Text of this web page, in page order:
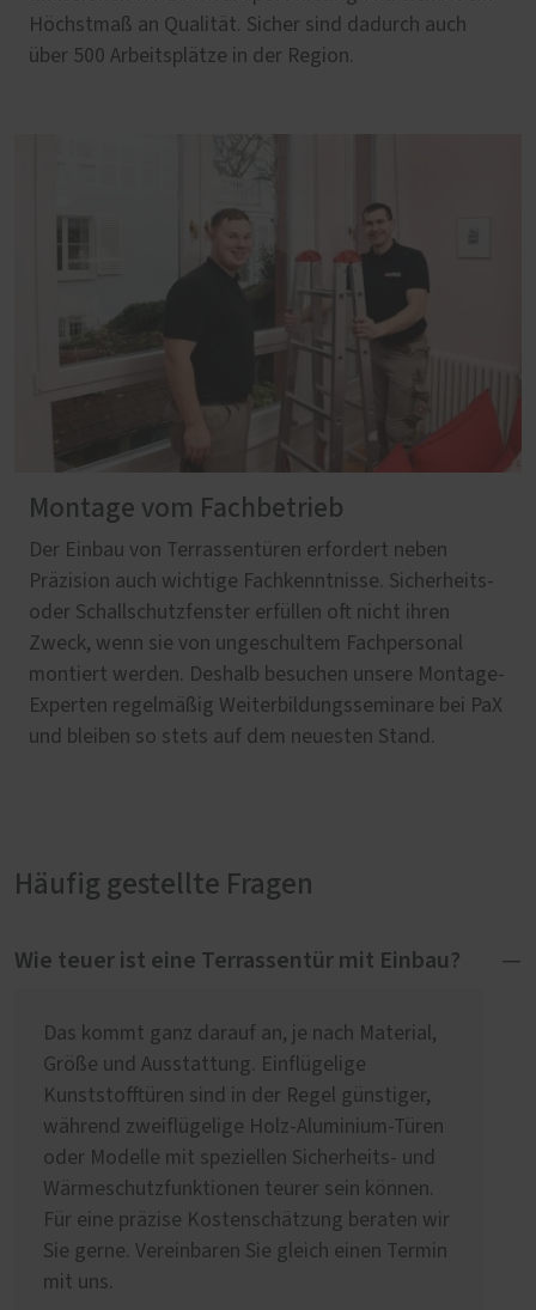
Höchstmaß an Qualität. Sicher sind dadurch auch
über 500 Arbeitsplätze in der Region.
Montage vom Fachbetrieb
Der Einbau von Terrassentüren erfordert neben
Präzision auch wichtige Fachkenntnisse. Sicherheits-
oder Schallschutzfenster erfüllen oft nicht ihren
Zweck, wenn sie von ungeschultem Fachpersonal
montiert werden. Deshalb besuchen unsere Montage-
Experten regelmäßig Weiterbildungsseminare bei PaX
und bleiben so stets auf dem neuesten Stand.
Häufig gestellte Fragen
Wie teuer ist eine Terrassentür mit Einbau?
Das kommt ganz darauf an, je nach Material,
Größe und Ausstattung. Einflügelige
Kunststofftüren sind in der Regel günstiger,
während zweiflügelige Holz-Aluminium-Türen
oder Modelle mit speziellen Sicherheits- und
Wärmeschutzfunktionen teurer sein können.
Für eine präzise Kostenschätzung beraten wir
Sie gerne. Vereinbaren Sie gleich einen Termin
mit uns.